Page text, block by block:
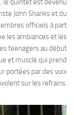
John Shanks et du
officiels à part
les ambiances et les
teenagers au début
et musclé qui prend
portées par des voix
sur les refrains.